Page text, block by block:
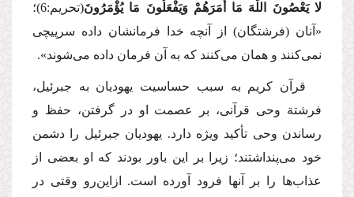
لا یَعْصُونَ اللَّهَ مَا أَمَرَهُمْ وَیَفْعَلُونَ مَا یُؤْمَرُونَ(تحریم:6)؛
«آنان (فرشتگان) از آنچه خدا فرمانشان داده سرپیچی
نمی‌كنند و همان می‌كنند كه به آن فرمان داده می‌شوند».
قرآن كریم به سبب حساسیت یهودیان به جبرئیل،
فرشتة وحی قرآنی، بر عصمت او در گرفتن، حفظ و
رساندن وحی تأكید ویژه دارد. یهودیان جبرئیل را دشمن
خود می‌پنداشتند؛ زیرا بر این باور بودند كه او بعضی از
عذاب‌ها را بر آنها فرود آورده است. ازاین‌رو وقتی در